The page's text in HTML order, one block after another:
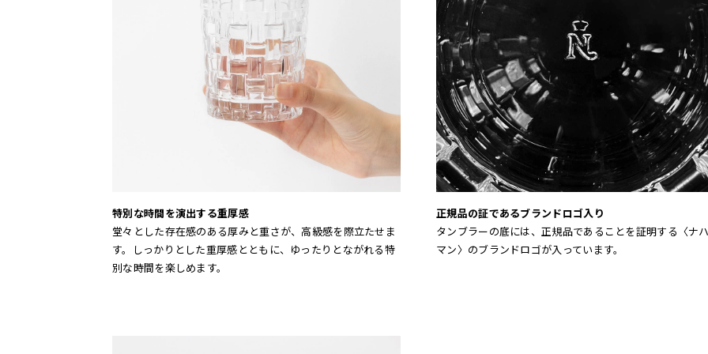
特別な時間を演出する重厚感
堂々とした存在感のある厚みと重さが、高級感を際立たせま
す。しっかりとした重厚感とともに、ゆったりとながれる特
別な時間を楽しめます。
正規品の証であるブランドロゴ入り
タンブラーの底には、正規品であることを証明する〈ナ
マン〉のブランドロゴが入っています。